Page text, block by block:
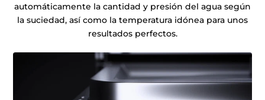
automáticamente la cantidad y presión del agua según
la suciedad, así como la temperatura idónea para unos
resultados perfectos.